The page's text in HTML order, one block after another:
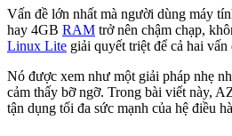
Vấn đề lớn nhất mà người dùng máy
hay 4GB RAM trở nên chậm chạp,
Linux Lite giải quyết triệt để cả hai vấn
Nó được xem như một giải pháp nhẹ
cảm thấy bỡ ngỡ. Trong bài viết này,
tận dụng tối đa sức mạnh của hệ điều